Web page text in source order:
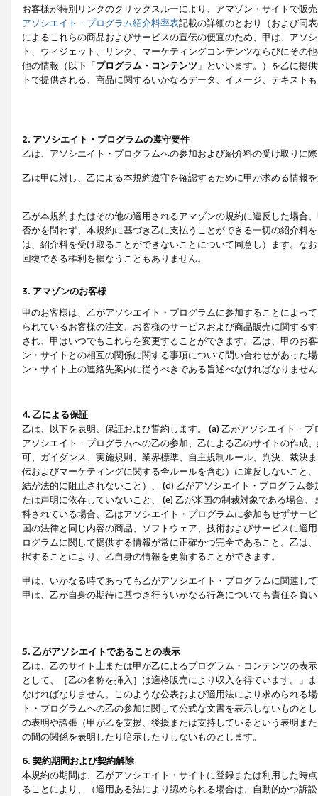
お客様が特別リンクのクリックスルーにより、アマゾン・サイトで販
アソシエイト・プログラム紹介料率表記載の詳細のとおり（および同
によるこれらの商品およびサービスの宣伝の便宜のため、甲は、アソ
ト、ウィジェット、リンク、マーケティングコンテンツならびにその
他の情報（以下「プログラム・コンテンツ 」といいます。）を乙に提
トで提供される、商品に関するいかなるデータ、イメージ、テキス
2. アソシエイト・プログラムの遵守要件
乙は、アソシエイト・プログラムへの参加および紹介料の受け取りに
乙は甲に対し、乙による本規約遵守を確認するために甲が求める情報
乙が本規約またはその他の適用されるアマゾンの規約に違反した場合
否かを問わず、本規約に基づき乙に支払うことができる一切の紹介料
は、紹介料を受け取ることができないことについて同意し）ます。な
回復できる権利を損なうこともありません。
3. アマゾンのお客様
甲のお客様は、乙がアソシエイト・プログラムに参加することによっ
られているお客様の注文、お客様のサービスおよび商品販売に関する
され、甲はいつでもこれらを変更することができます。乙は、甲のお
ン・サイトとの相互の関係に関する事項について問い合わせがあった
ン・サイト上の連絡先案内に従うべきである旨述べなければなりませ
4. 乙による保証
乙は、以下を表明、保証および誓約します。 (a) 乙がアソシエイト・
アソシエイト・プログラムへの乙の参加、乙による乙のサイトの作成
可、ガイダンス、実施規則、業界標準、自主規制ルール、判決、裁決
伝およびマーケティングに関する全ルールを含む）に違反しないこと
結が法的に阻止されないこと）、 (d) 乙がアソシエイト・プログラム
たは声明に依存していないこと、 (e) 乙が米国の制裁対象である場合
科されている場合、乙はアソシエイト・プログラムに参加もせずサー
国の法律と同じ内容の商品、ソフトウェア、技術およびサービスに適
ログラムに関して提供する情報が常に正確かつ完全であること。乙は
択することにより、乙自身の情報を更新することができます。
甲は、いかなる時であっても乙がアソシエイト・プログラムに関連し
甲は、乙が自身の期待に基づき行ういかなる行為についても責任を負
5. 乙がアソシエイトであることの表示
乙は、乙のサイト上または甲が乙によるプログラム・コンテンツの表
として、［乙の名称を挿入］は適格販売により収入を得ています。」
なければなりません。このような公表および適用法により求められる
ト・プログラムへの乙の参加に関して公式な文書を表示しないもの
の表明や誇張（甲が乙を支援、後援または支持しているという表明ま
の間の関係を表明したり暗示したりしないものとします。
6. 契約期間および契約解除
本規約の期間は、乙がアソシエイト・サイトに登録または利用した時
ることにより、（適用ある法により認められる場合は、自動的かつ訴